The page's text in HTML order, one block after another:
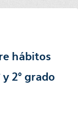
hábitos
2° grado